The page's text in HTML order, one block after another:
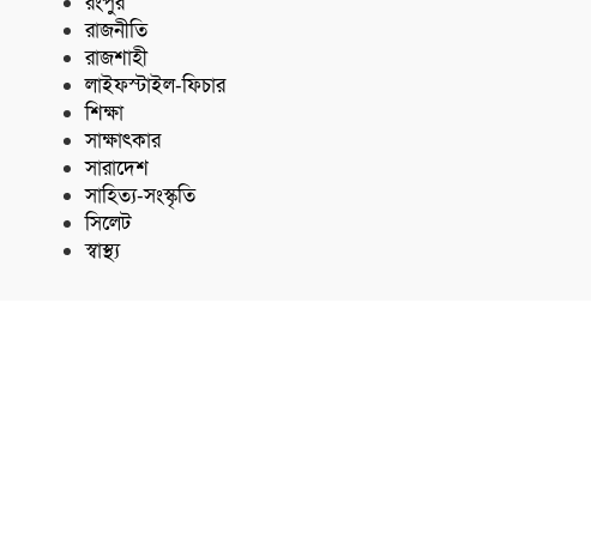
রাজনীতি
রাজশাহী
লাইফস্টাইল-ফিচার
শিক্ষা
সাক্ষাৎকার
সারাদেশ
সাহিত্য-সংস্কৃতি
সিলেট
স্বাস্থ্য